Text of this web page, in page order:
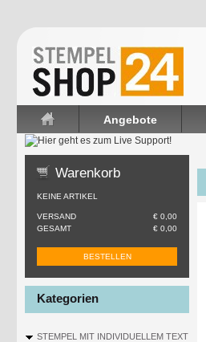
Startseite
Angebote
Warenkorb
KEINE ARTIKEL
VERSAND
€ 0,00
GESAMT
€ 0,00
BESTELLEN
Kategorien
STEMPEL MIT INDIVIDUELLEM TEXT